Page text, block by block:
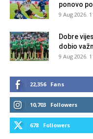
ponovo
9 Aug 2026.
Dobre
dobio
9 Aug 2026.
22,356 Fans
10,703 Followers
678 Followers